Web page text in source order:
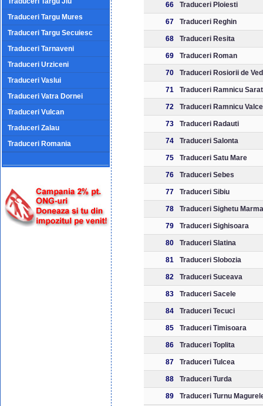
Traduceri Targu Mures
Traduceri Targu Secuiesc
Traduceri Tarnaveni
Traduceri Urziceni
Traduceri Vaslui
Traduceri Vatra Dornei
Traduceri Vulcan
Traduceri Zalau
Traduceri Romania
66 Traduceri Ploiesti
67 Traduceri Reghin
68 Traduceri Resita
69 Traduceri Roman
70 Traduceri Rosiorii de
71 Traduceri Ramnicu Sarat
72 Traduceri Ramnicu
73 Traduceri Radauti
74 Traduceri Salonta
75 Traduceri Satu Mare
76 Traduceri Sebes
77 Traduceri Sibiu
78 Traduceri Sighetu
79 Traduceri Sighisoara
80 Traduceri Slatina
81 Traduceri Slobozia
82 Traduceri Suceava
83 Traduceri Sacele
84 Traduceri Tecuci
85 Traduceri Timisoara
86 Traduceri Toplita
87 Traduceri Tulcea
88 Traduceri Turda
89 Traduceri Turnu